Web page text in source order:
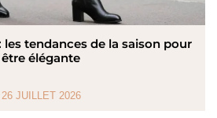
les tendances de la saison pour
être élégante
26 JUILLET 2026